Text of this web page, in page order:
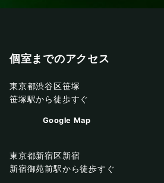
個室までのアクセス
東京都渋谷区笹塚
笹塚駅から徒歩すぐ
Google Map
東京都新宿区新宿
新宿御苑前駅から徒歩すぐ